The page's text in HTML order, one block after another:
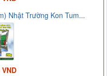
Nhật Trường Kon Tum...